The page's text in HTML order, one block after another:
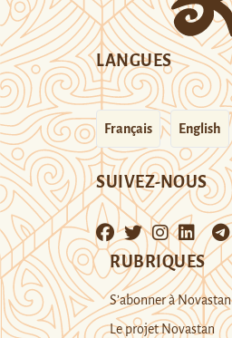
LANGUES
Français English
SUIVEZ-NOUS
RUBRIQUES
S’abonner à Novastan
Le projet Novastan